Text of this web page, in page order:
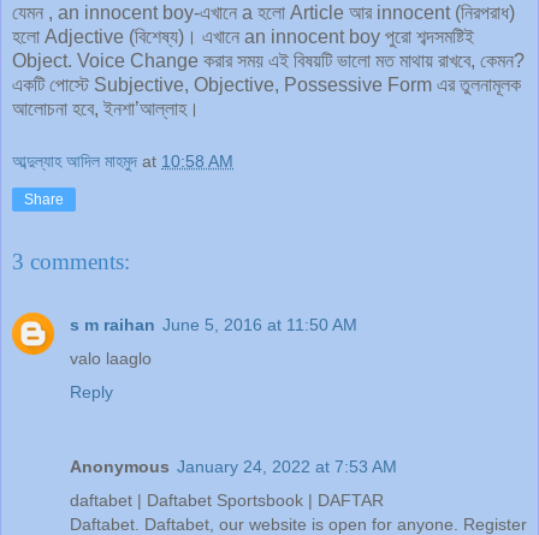
যেমন , an innocent boy-এখানে a হলো Article আর innocent (নিরপরাধ)
হলো Adjective (বিশেষ্য)। এখানে an innocent boy পুরো শব্দসমষ্টিই
Object. Voice Change করার সময় এই বিষয়টি ভালো মত মাথায় রাখবে, কেমন?
একটি পোস্টে Subjective, Objective, Possessive Form এর তুলনামূলক
আলোচনা হবে, ইনশা’আল্লাহ।
আব্দুল্যাহ আদিল মাহমুদ at 10:58 AM
Share
3 comments:
s m raihan June 5, 2016 at 11:50 AM
valo laaglo
Reply
Anonymous January 24, 2022 at 7:53 AM
daftabet | Daftabet Sportsbook | DAFTAR
Daftabet. Daftabet, our website is open for anyone. Register